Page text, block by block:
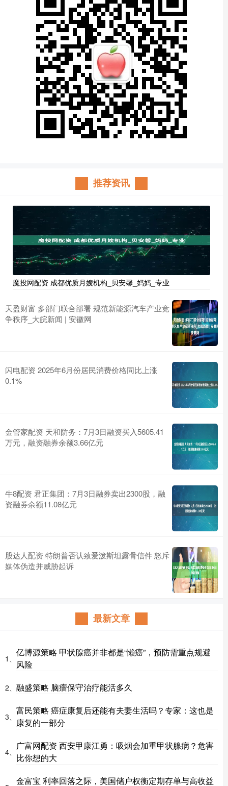
推荐资讯
魔投网配资 成都优质月嫂机构_贝安馨_妈妈_专业
天盈财富 多部门联合部署 规范新能源汽车产业竞
争秩序_大皖新闻 | 安徽网
闪电配资 2025年6月份居民消费价格同比上涨
0.1%
金管家配资 天和防务：7月3日融资买入5605.41
万元，融资融券余额3.66亿元
牛8配资 君正集团：7月3日融券卖出2300股，融
资融券余额11.08亿元
股达人配资 特朗普否认致爱泼斯坦露骨信件 怒斥
媒体伪造并威胁起诉
最新文章
1、
亿博源策略 甲状腺癌并非都是“懒癌”，预防需重点规避
风险
2、 融盛策略 脑瘤保守治疗能活多久
3、
富民策略 癌症康复后还能有夫妻生活吗？专家：这也是
康复的一部分
4、
广富网配资 西安甲康江勇：吸烟会加重甲状腺病？危害
比你想的大
金富宝 利率回落之际，美国储户权衡定期存单与高收益